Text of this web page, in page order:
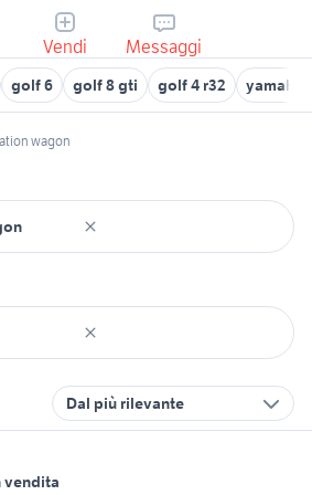
Vendi Messaggi
golf 6 golf 8 gti golf 4 r32 yamaha
wagon
Dal più rilevante
vendita